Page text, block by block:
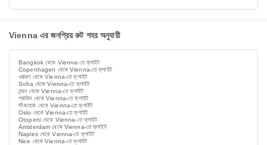
Vienna এর জনপ্রিয় রুট শহর অনুযায়ী
Bangkok থেকে Vienna-তে ফ্লাইট
Copenhagen থেকে Vienna-তে ফ্লাইট
ওয়ারশ থেকে Vienna-তে ফ্লাইট
Sofia থেকে Vienna-তে ফ্লাইট
লন্ডন থেকে Vienna-তে ফ্লাইট
প্যারিস থেকে Vienna-তে ফ্লাইট
স্টকহোম থেকে Vienna-তে ফ্লাইট
Oslo থেকে Vienna-তে ফ্লাইট
Otopeni থেকে Vienna-তে ফ্লাইট
Amsterdam থেকে Vienna-তে ফ্লাইট
Naples থেকে Vienna-তে ফ্লাইট
Nice থেকে Vienna-তে ফ্লাইট